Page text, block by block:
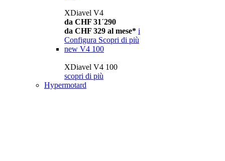
XDiavel V4
da CHF 31´290
da CHF 329 al mese* i
Configura Scopri di più
new V4 100
XDiavel V4 100
scopri di più
Hypermotard